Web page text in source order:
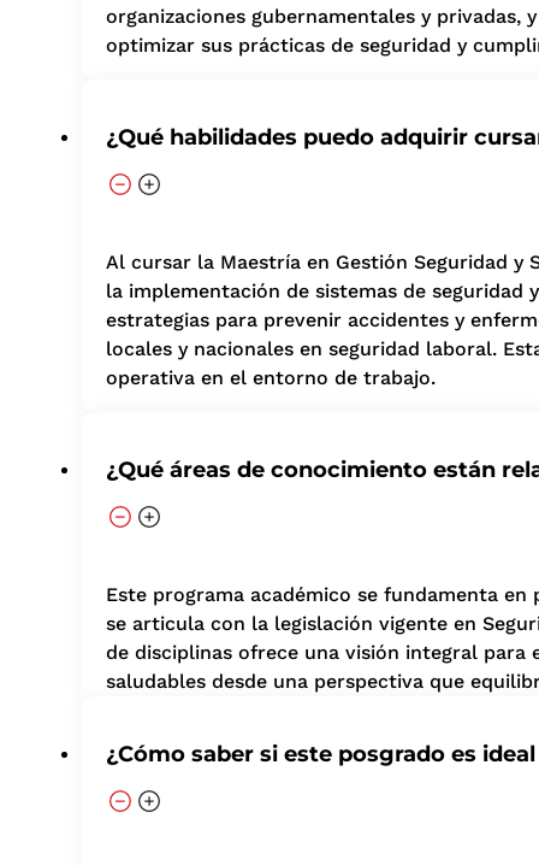
organizaciones gubernamentales y privadas,
optimizar sus prácticas de seguridad y
¿Qué habilidades puedo adquirir
Al cursar la Maestría en Gestión Seguridad
la implementación de sistemas de seguridad
estrategias para prevenir accidentes y
locales y nacionales en seguridad laboral.
operativa en el entorno de trabajo.
¿Qué áreas de conocimiento están
Este programa académico se fundamenta
se articula con la legislación vigente en
de disciplinas ofrece una visión integral
saludables desde una perspectiva que
¿Cómo saber si este posgrado es